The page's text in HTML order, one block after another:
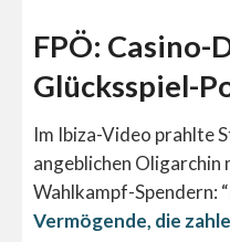
FPÖ: Casino-
Glücksspiel-
Im Ibiza-Video prahlte
angeblichen
Wahlkampf-Spendern: “
Vermögende, die